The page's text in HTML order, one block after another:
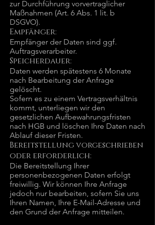
zur Durchführung vorvertraglicher
Maßnahmen (Art. 6 Abs. 1 lit. b
DSGVO).
Empfänger:
Empfänger der Daten sind ggf.
Auftragsverarbeiter.
Speicherdauer:
Daten werden spätestens 6 Monate
nach Bearbeitung der Anfrage
gelöscht.
Sofern es zu einem Vertragsverhältnis
kommt, unterliegen wir den
gesetzlichen Aufbewahrungsfristen
nach HGB und löschen Ihre Daten nach
Ablauf dieser Fristen.
Bereitstellung vorgeschrieben
oder erforderlich:
Die Bereitstellung Ihrer
personenbezogenen Daten erfolgt
freiwillig. Wir können Ihre Anfrage
jedoch nur bearbeiten, sofern Sie uns
Ihren Namen, Ihre E-Mail-Adresse und
den Grund der Anfrage mitteilen.